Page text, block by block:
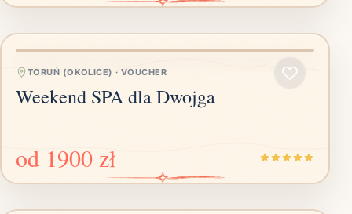
TORUŃ (OKOLICE) · VOUCHER
Weekend SPA dla Dwojga
od 1900 zł